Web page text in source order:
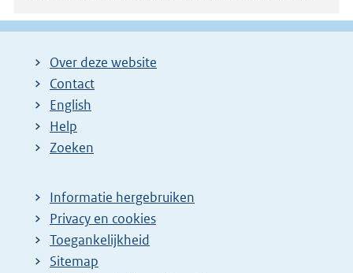
Over deze website
Contact
English
Help
Zoeken
Informatie hergebruiken
Privacy en cookies
Toegankelijkheid
Sitemap